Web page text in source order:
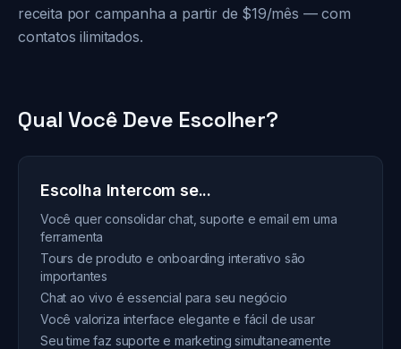
receita por campanha a partir de $19/mês — com
contatos ilimitados.
Qual Você Deve Escolher?
Escolha Intercom se...
Você quer consolidar chat, suporte e email em uma
ferramenta
Tours de produto e onboarding interativo são
importantes
Chat ao vivo é essencial para seu negócio
Você valoriza interface elegante e fácil de usar
Seu time faz suporte e marketing simultaneamente